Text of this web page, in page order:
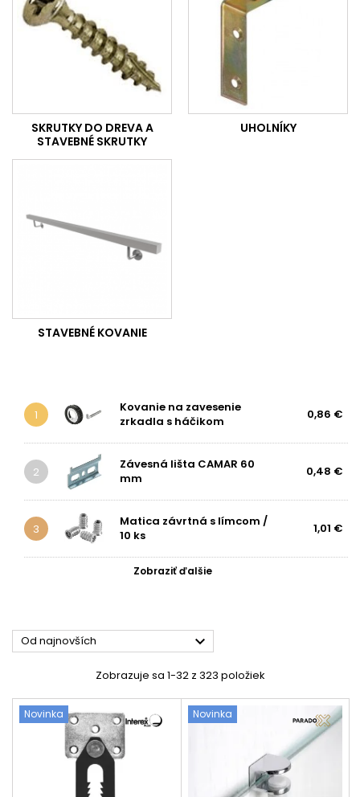
SKRUTKY DO DREVA A
STAVEBNÉ SKRUTKY
UHOLNÍKY
STAVEBNÉ KOVANIE
1
Kovanie na zavesenie
zrkadla s háčikom
0,86 €
2
Závesná lišta CAMAR 60
mm
0,48 €
3
Matica závrtná s límcom /
10 ks
1,01 €
Zobraziť ďalšie
Od najnovších 
Zobrazuje sa 1-32 z 323 položiek
Novinka Novinka